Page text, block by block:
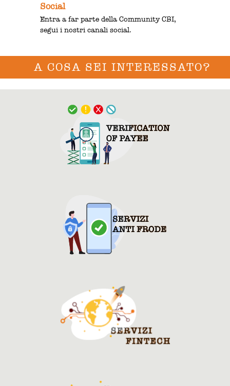
Social
Entra a far parte della Community CBI,
segui i nostri canali social.
A COSA SEI INTERESSATO?